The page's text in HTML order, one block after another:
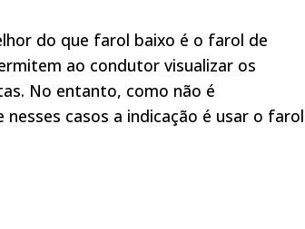
do que farol baixo é o farol de
ao condutor visualizar os
No entanto, como não é
casos a indicação é usar o farol